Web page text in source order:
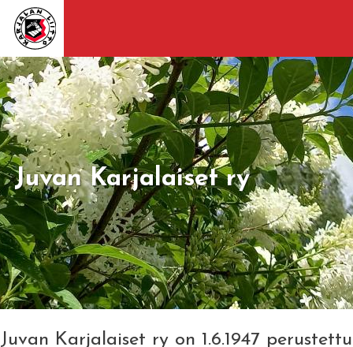
Juvan Karjalaiset ry
Juvan Karjalaiset ry on 1.6.1947 perustettu